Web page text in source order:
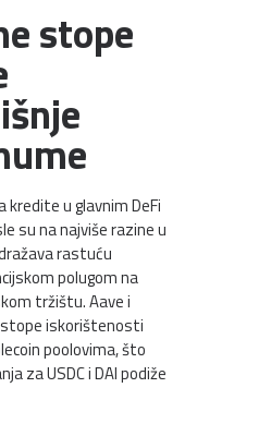
stope
u glavnim DeFi
su na najviše razine u
rastuću
polugom na
tržištu. Aave i
iskorištenosti
poolovima, što
za USDC i DAI podiže